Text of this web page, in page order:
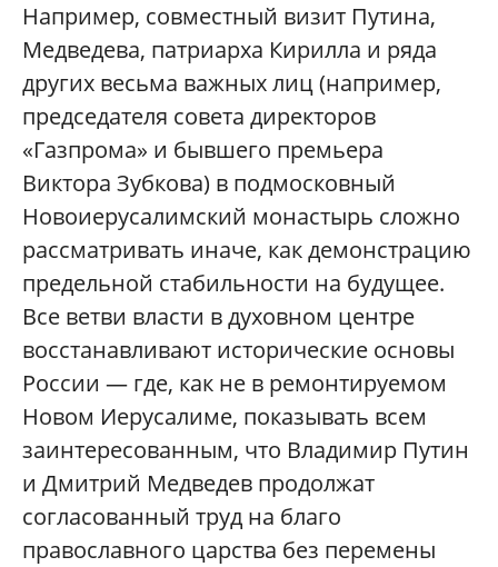
Например, совместный визит Путина,
Медведева, патриарха Кирилла и ряда
других весьма важных лиц (например,
председателя совета директоров
«Газпрома» и бывшего премьера
Виктора Зубкова) в подмосковный
Новоиерусалимский монастырь сложно
рассматривать иначе, как демонстрацию
предельной стабильности на будущее.
Все ветви власти в духовном центре
восстанавливают исторические основы
России — где, как не в ремонтируемом
Новом Иерусалиме, показывать всем
заинтересованным, что Владимир Путин
и Дмитрий Медведев продолжат
согласованный труд на благо
православного царства без перемены